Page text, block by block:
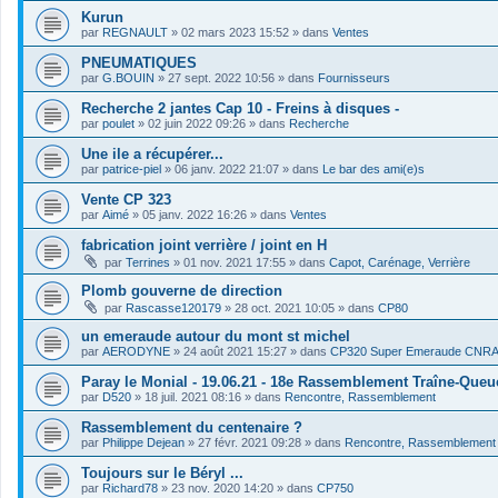
Kurun
par REGNAULT » 02 mars 2023 15:52 » dans Ventes
PNEUMATIQUES
par G.BOUIN » 27 sept. 2022 10:56 » dans Fournisseurs
Recherche 2 jantes Cap 10 - Freins à disques -
par poulet » 02 juin 2022 09:26 » dans Recherche
Une ile a récupérer...
par patrice-piel » 06 janv. 2022 21:07 » dans Le bar des ami(e)s
Vente CP 323
par Aimé » 05 janv. 2022 16:26 » dans Ventes
fabrication joint verrière / joint en H
par Terrines » 01 nov. 2021 17:55 » dans Capot, Carénage, Verrière
Plomb gouverne de direction
par Rascasse120179 » 28 oct. 2021 10:05 » dans CP80
un emeraude autour du mont st michel
par AERODYNE » 24 août 2021 15:27 » dans CP320 Super Emeraude CNRA
Paray le Monial - 19.06.21 - 18e Rassemblement Traîne-
par D520 » 18 juil. 2021 08:16 » dans Rencontre, Rassemblement
Rassemblement du centenaire ?
par Philippe Dejean » 27 févr. 2021 09:28 » dans Rencontre, Rassemblement
Toujours sur le Béryl ...
par Richard78 » 23 nov. 2020 14:20 » dans CP750